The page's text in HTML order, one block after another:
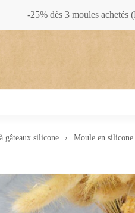
-25% dès 3 moules achetés
gâteaux silicone Moule en